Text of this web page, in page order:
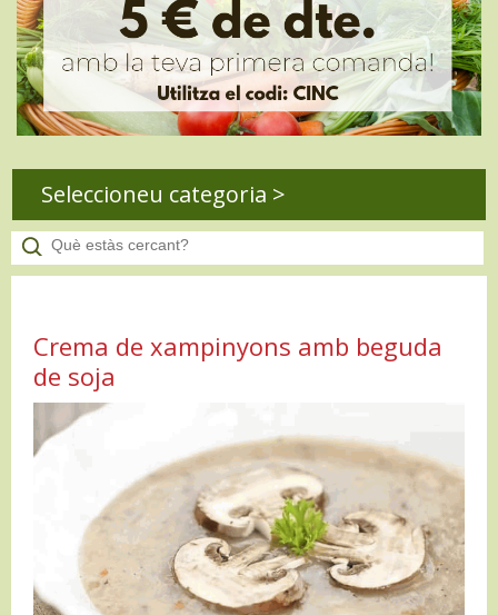
Seleccioneu categoria >
Crema de xampinyons amb beguda
de soja